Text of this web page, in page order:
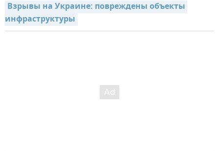
Взрывы на Украине: повреждены объекты
инфраструктуры